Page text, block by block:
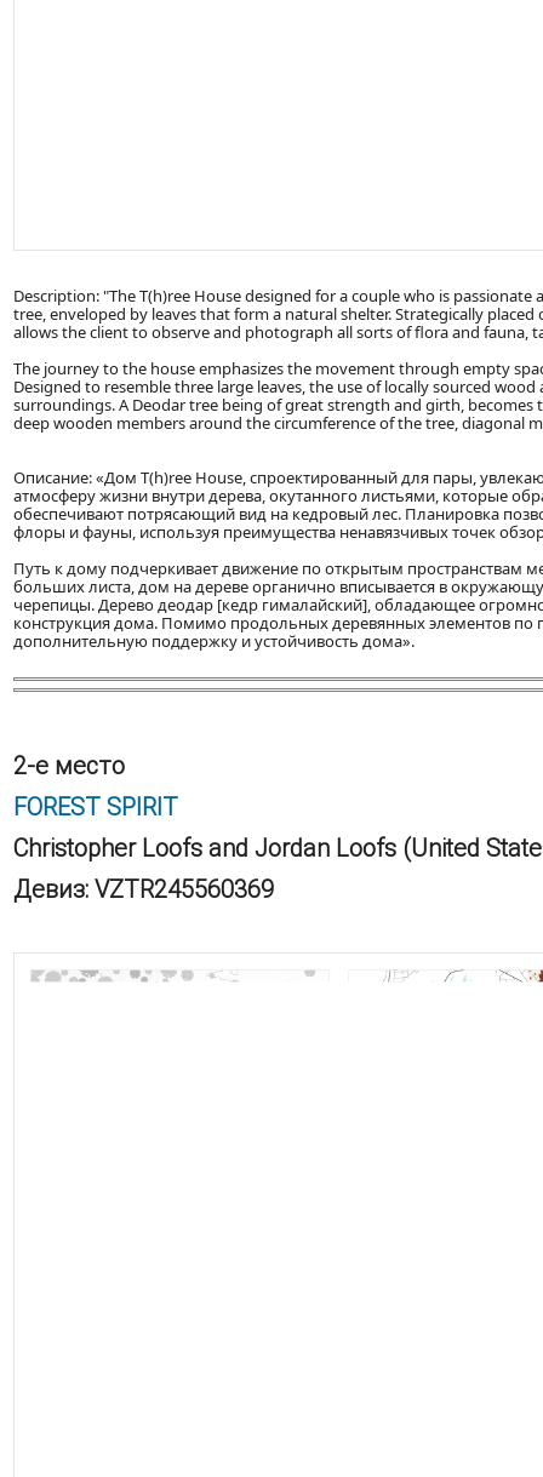
Description: "The T(h)ree House designed for a couple who is
tree, enveloped by leaves that form a natural shelter. Strategically
allows the client to observe and photograph all sorts of flora and
The journey to the house emphasizes the movement through empty
Designed to resemble three large leaves, the use of locally sourced
surroundings. A Deodar tree being of great strength and girth,
deep wooden members around the circumference of the tree, diagonal
Описание: «Дом T(h)ree House, спроектированный для пары,
атмосферу жизни внутри дерева, окутанного листьями, которые
обеспечивают потрясающий вид на кедровый лес. Планировка
флоры и фауны, используя преимущества ненавязчивых точек
Путь к дому подчеркивает движение по открытым пространствам
больших листа, дом на дереве органично вписывается в
черепицы. Дерево деодар [кедр гималайский], обладающее
конструкция дома. Помимо продольных деревянных элементов по
дополнительную поддержку и устойчивость дома».
2-е место
FOREST SPIRIT
Christopher Loofs and Jordan Loofs (United
Девиз: VZTR245560369